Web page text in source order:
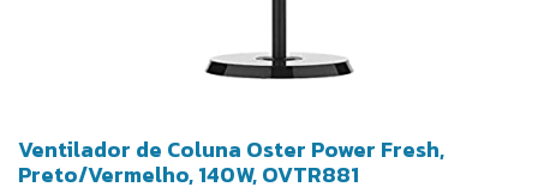
Ventilador de Coluna Oster Power Fresh,
Preto/Vermelho, 140W, OVTR881